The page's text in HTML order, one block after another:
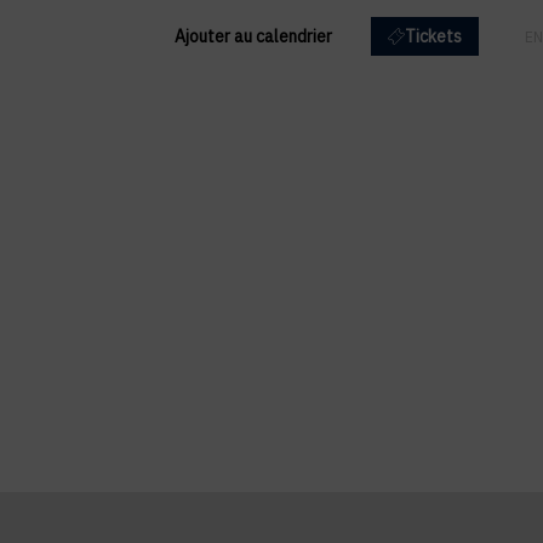
Ajouter au calendrier Tickets